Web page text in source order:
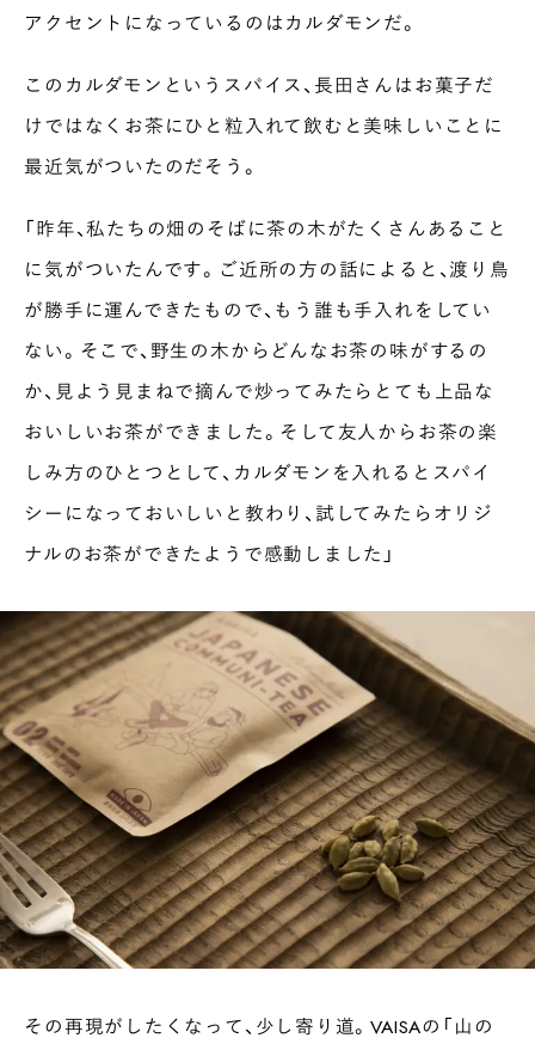
アクセントになっているのはカルダモンだ。
このカルダモンというスパイス、長田さんはお菓子だ
けではなくお茶にひと粒入れて飲むと美味しいことに
最近気がついたのだそう。
「昨年、私たちの畑のそばに茶の木がたくさんあること
に気がついたんです。ご近所の方の話によると、渡り鳥
が勝手に運んできたもので、もう誰も手入れをしてい
ない。そこで、野生の木からどんなお茶の味がするの
か、見よう見まねで摘んで炒ってみたらとても上品な
おいしいお茶ができました。そして友人からお茶の楽
しみ方のひとつとして、カルダモンを入れるとスパイ
シーになっておいしいと教わり、試してみたらオリジ
ナルのお茶ができたようで感動しました」
その再現がしたくなって、少し寄り道。VAISAの「山の